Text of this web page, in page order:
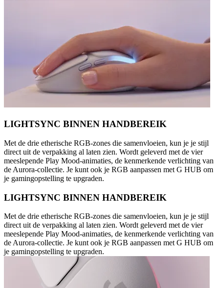
LIGHTSYNC BINNEN HANDBEREIK
Met de drie etherische RGB-zones die samenvloeien, kun je je stijl
direct uit de verpakking al laten zien. Wordt geleverd met de vier
meeslepende Play Mood-animaties, de kenmerkende verlichting van
de Aurora-collectie. Je kunt ook je RGB aanpassen met G HUB om
je gamingopstelling te upgraden.
LIGHTSYNC BINNEN HANDBEREIK
Met de drie etherische RGB-zones die samenvloeien, kun je je stijl
direct uit de verpakking al laten zien. Wordt geleverd met de vier
meeslepende Play Mood-animaties, de kenmerkende verlichting van
de Aurora-collectie. Je kunt ook je RGB aanpassen met G HUB om
je gamingopstelling te upgraden.